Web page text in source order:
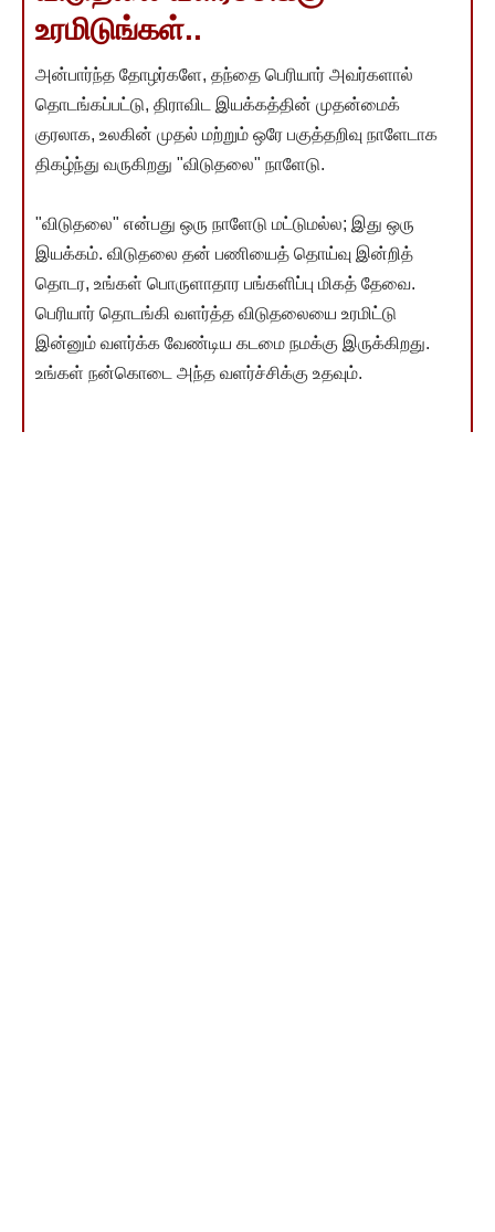
உரமிடுங்கள்..
அன்பார்ந்த தோழர்களே, தந்தை பெரியார் அவர்களால்
தொடங்கப்பட்டு, திராவிட இயக்கத்தின் முதன்மைக்
குரலாக, உலகின் முதல் மற்றும் ஒரே பகுத்தறிவு நாளேடாக
திகழ்ந்து வருகிறது "விடுதலை" நாளேடு.
"விடுதலை" என்பது ஒரு நாளேடு மட்டுமல்ல; இது ஒரு
இயக்கம். விடுதலை தன் பணியைத் தொய்வு இன்றித்
தொடர, உங்கள் பொருளாதார பங்களிப்பு மிகத் தேவை.
பெரியார் தொடங்கி வளர்த்த விடுதலையை உரமிட்டு
இன்னும் வளர்க்க வேண்டிய கடமை நமக்கு இருக்கிறது.
உங்கள் நன்கொடை அந்த வளர்ச்சிக்கு உதவும்.